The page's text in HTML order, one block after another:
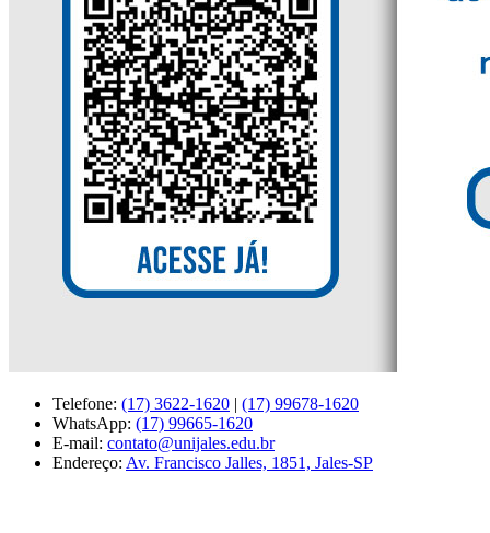
Telefone: (17) 3622-1620 | (17) 99678-1620
WhatsApp: (17) 99665-1620
E-mail: contato@unijales.edu.br
Endereço: Av. Francisco Jalles, 1851, Jales-SP